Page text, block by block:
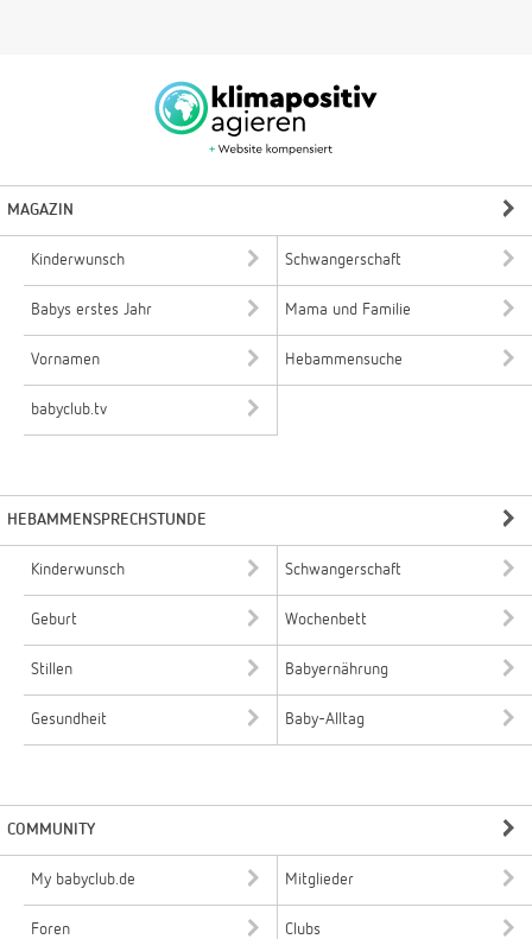
MAGAZIN
Kinderwunsch Schwangerschaft
Babys erstes Jahr Mama und Familie
Vornamen Hebammensuche
babyclub.tv
HEBAMMENSPRECHSTUNDE
Kinderwunsch Schwangerschaft
Geburt Wochenbett
Stillen Babyernährung
Gesundheit Baby-Alltag
COMMUNITY
My babyclub.de Mitglieder
Foren Clubs